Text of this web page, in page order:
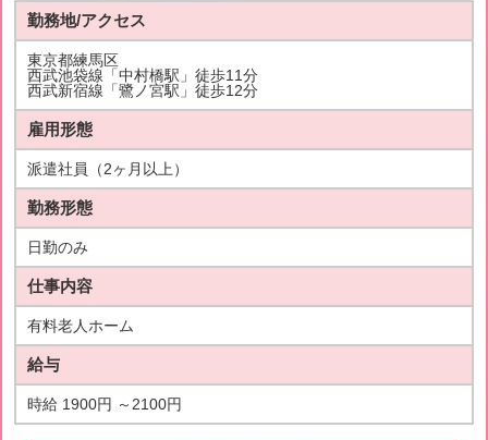
勤務地/アクセス
東京都練馬区
西武池袋線「中村橋駅」徒歩11分
西武新宿線「鷺ノ宮駅」徒歩12分
雇用形態
派遣社員（2ヶ月以上）
勤務形態
日勤のみ
仕事内容
有料老人ホーム
給与
時給 1900円 ～2100円